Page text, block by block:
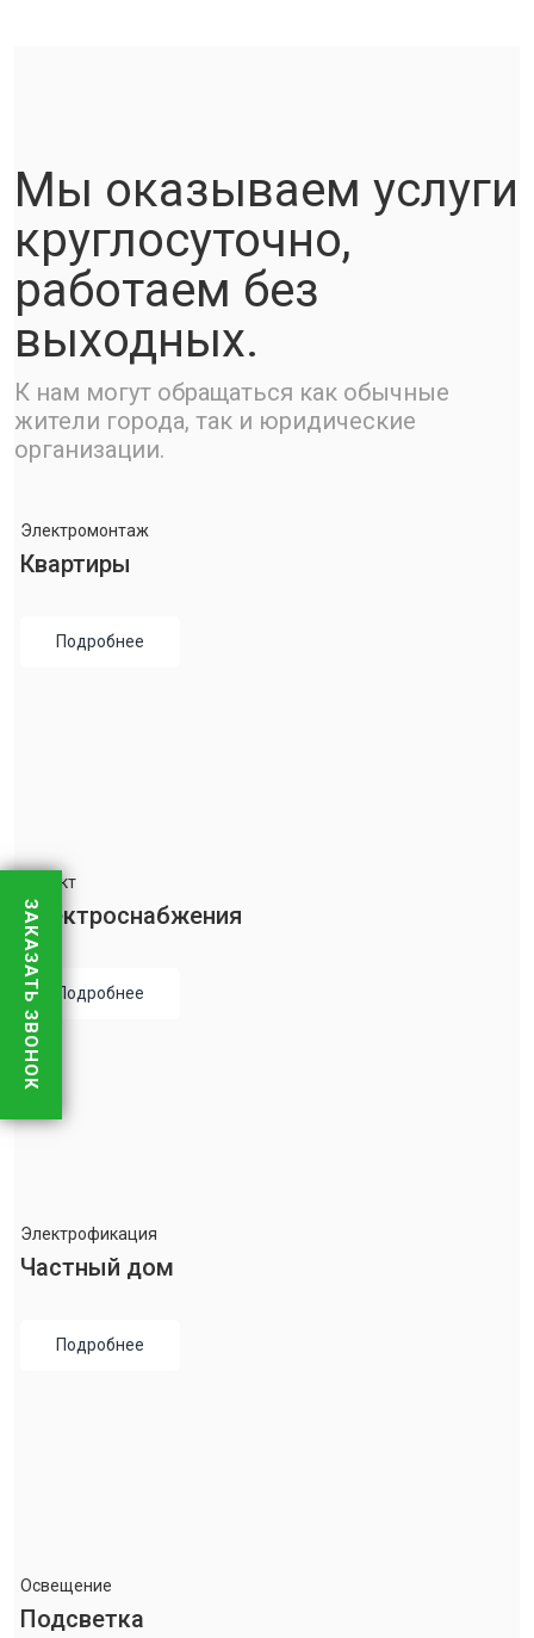
Мы оказываем услуги
круглосуточно,
работаем без
выходных.
К нам могут обращаться как обычные
жители города, так и юридические
организации.
Электромонтаж
Квартиры
Подробнее
Проект
Электроснабжения
Подробнее
Электрофикация
Частный дом
Подробнее
Освещение
Подсветка
ЗАКАЗАТЬ ЗВОНОК